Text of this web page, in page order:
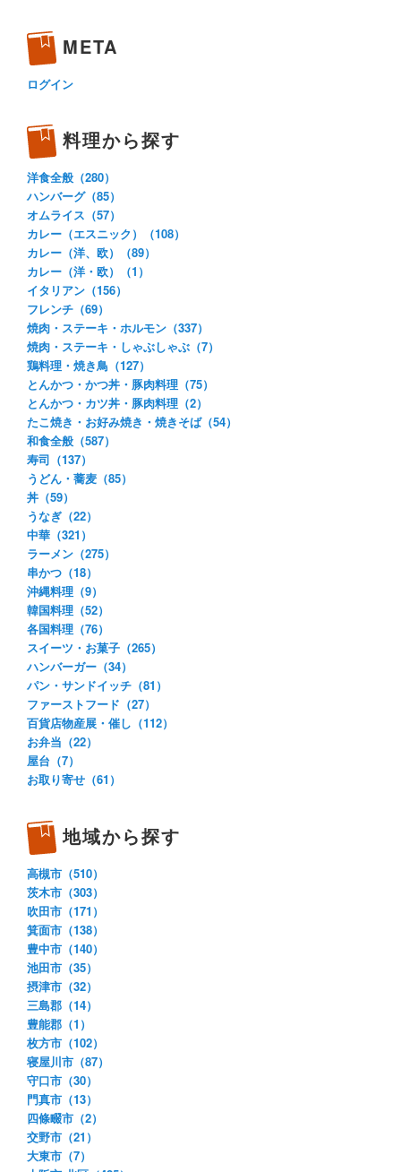
META
ログイン
料理から探す
洋食全般（280）
ハンバーグ（85）
オムライス（57）
カレー（エスニック）（108）
カレー（洋、欧）（89）
カレー（洋・欧）（1）
イタリアン（156）
フレンチ（69）
焼肉・ステーキ・ホルモン（337）
焼肉・ステーキ・しゃぶしゃぶ（7）
鶏料理・焼き鳥（127）
とんかつ・かつ丼・豚肉料理（75）
とんかつ・カツ丼・豚肉料理（2）
たこ焼き・お好み焼き・焼きそば（54）
和食全般（587）
寿司（137）
うどん・蕎麦（85）
丼（59）
うなぎ（22）
中華（321）
ラーメン（275）
串かつ（18）
沖縄料理（9）
韓国料理（52）
各国料理（76）
スイーツ・お菓子（265）
ハンバーガー（34）
パン・サンドイッチ（81）
ファーストフード（27）
百貨店物産展・催し（112）
お弁当（22）
屋台（7）
お取り寄せ（61）
地域から探す
高槻市（510）
茨木市（303）
吹田市（171）
箕面市（138）
豊中市（140）
池田市（35）
摂津市（32）
三島郡（14）
豊能郡（1）
枚方市（102）
寝屋川市（87）
守口市（30）
門真市（13）
四條畷市（2）
交野市（21）
大東市（7）